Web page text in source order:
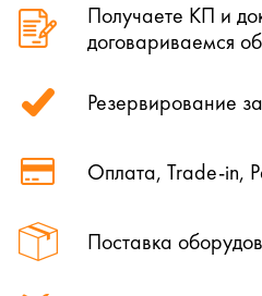
Поставка
Получаете КП и
договариваемся
Резервирование
Оплата, Trade-in,